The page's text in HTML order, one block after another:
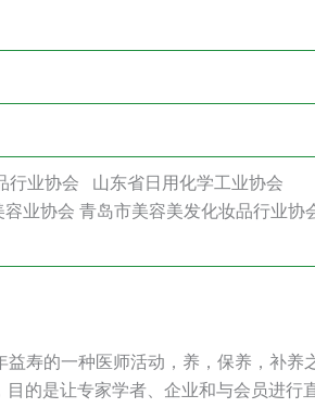
行业协会 山东省日用化学工业协会
业协会 青岛市美容美发化妆品行业
寿的一种医师活动，养，保养，补
目的是让专家学者、企业和与会员进